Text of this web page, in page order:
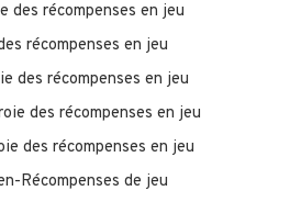
des récompenses en jeu
récompenses en jeu
des récompenses en jeu
des récompenses en jeu
des récompenses en jeu
Récompenses de jeu